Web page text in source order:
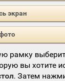
экран
рамку
вы хотите
. Затем